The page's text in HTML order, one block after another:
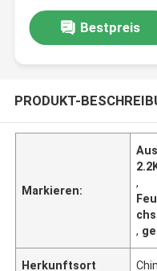
Bestpreis
PRODUKT-
Markieren:
,
,
Herkunftsort